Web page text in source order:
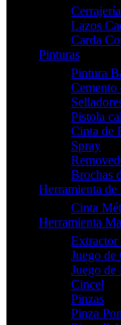
Cerrajería
Lazos
Carda
Pinturas
Pintura
Cemento
Pistola
Cinta de
Spray
Brochas
Herramienta
Cinta
Herramienta
Extractor
Juego de
Juego de
Cincel
Pinzas
Pinza